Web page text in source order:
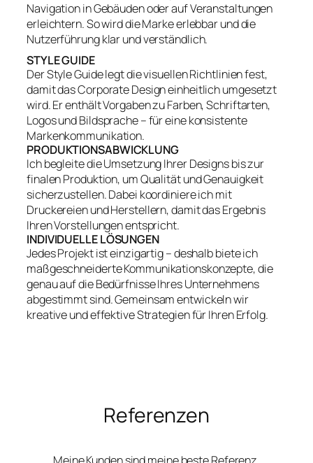
Navigation in Gebäuden oder auf Veranstaltungen
erleichtern. So wird die Marke erlebbar und die
Nutzerführung klar und verständlich.
STYLE GUIDE
Der Style Guide legt die visuellen Richtlinien fest,
damit das Corporate Design einheitlich umgesetzt
wird. Er enthält Vorgaben zu Farben, Schriftarten,
Logos und Bildsprache – für eine konsistente
Markenkommunikation.
PRODUKTIONSABWICKLUNG
Ich begleite die Umsetzung Ihrer Designs bis zur
finalen Produktion, um Qualität und Genauigkeit
sicherzustellen. Dabei koordiniere ich mit
Druckereien und Herstellern, damit das Ergebnis
Ihren Vorstellungen entspricht.
INDIVIDUELLE LÖSUNGEN
Jedes Projekt ist einzigartig – deshalb biete ich
maßgeschneiderte Kommunikationskonzepte, die
genau auf die Bedürfnisse Ihres Unternehmens
abgestimmt sind. Gemeinsam entwickeln wir
kreative und effektive Strategien für Ihren Erfolg.
Referenzen
Meine Kunden sind meine beste Referenz.